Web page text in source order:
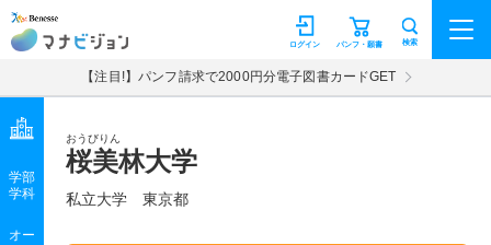
マナビジョン パンフ・願書
ログイン 検索
【注目!】パンフ請求で2000円分電子図書カードGET
おうびりん
桜美林大学
私立大学 東京都
学部
学科
オー